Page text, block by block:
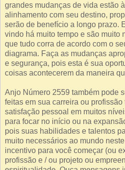
grandes mudanças de vida estão
alinhamento com seu destino,
serão de benefício a longo prazo.
vindo há muito tempo e são muito
que tudo corra de acordo com o
diagrama. Faça as mudanças
e segurança, pois esta é sua
coisas acontecerem da maneira
Anjo Número 2559 também pode
feitas em sua carreira ou
satisfação pessoal em muitos
para focar no início ou na
pois suas habilidades e talentos
muito necessários ao mundo
incentivo para você começar (ou
profissão e / ou projeto ou